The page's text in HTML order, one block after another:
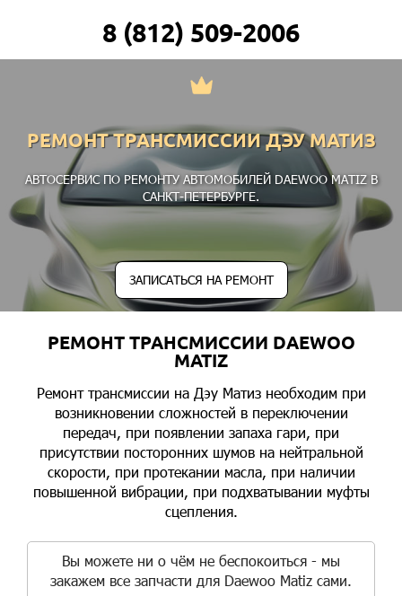
8 (812) 509-2006
РЕМОНТ ТРАНСМИССИИ ДЭУ МАТИЗ
АВТОСЕРВИС ПО РЕМОНТУ АВТОМОБИЛЕЙ DAEWOO MATIZ В
САНКТ-ПЕТЕРБУРГЕ.
ЗАПИСАТЬСЯ НА РЕМОНТ
РЕМОНТ ТРАНСМИССИИ DAEWOO
MATIZ
Ремонт трансмиссии на Дэу Матиз необходим при
возникновении сложностей в переключении
передач, при появлении запаха гари, при
присутствии посторонних шумов на нейтральной
скорости, при протекании масла, при наличии
повышенной вибрации, при подхватывании муфты
сцепления.
Вы можете ни о чём не беспокоиться - мы
закажем все запчасти для Daewoo Matiz сами.